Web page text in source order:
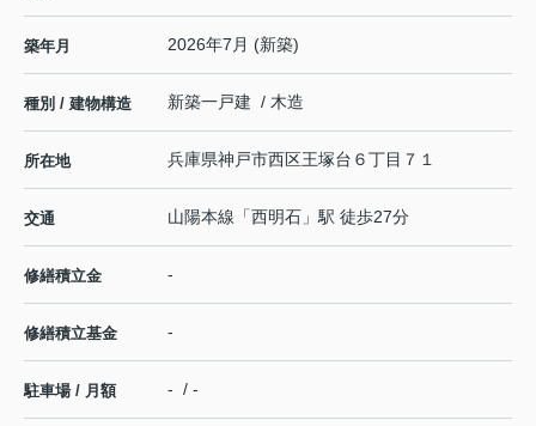
築年月 2026年7月 (新築)
種別 / 建物構造 新築一戸建 / 木造
所在地 兵庫県神戸市西区王塚台 ６丁目７１
交通 山陽本線 「西明石 」駅 徒歩27分
修繕積立金 -
修繕積立基金 -
駐車場 / 月額 - / -